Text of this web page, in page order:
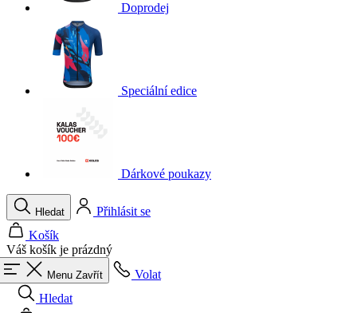
Doprodej
Speciální edice
Dárkové poukazy
Hledat
Přihlásit se
Košík
Váš košík je prázdný
Menu Zavřít
Volat
Hledat